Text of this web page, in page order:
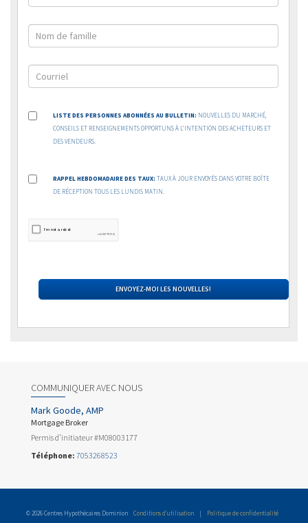
LISTE DES PERSONNES ABONNÉES AU BULLETIN: NOUVELLES DU MARCHÉ,
CONSEILS ET RENSEIGNEMENTS OPPORTUNS À L’INTENTION DES ACHETEURS ET
DES VENDEURS.
RAPPEL HEBDOMADAIRE DES TAUX: TAUX À JOUR ENVOYÉS DANS VOTRE BOÎTE
DE RÉCEPTION TOUS LES LUNDIS MATIN.
COMMUNIQUER AVEC NOUS
Mark Goode, AMP
Mortgage Broker
Permis d’initiateur #M08003177
Téléphone: 7053268523
© 2026 Centres Hypothécaires Dominion Conditions d’utilisation | Politique de confidentialité